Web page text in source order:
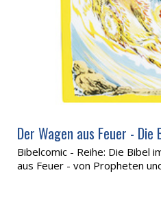
Der Wagen aus Feuer - Die
Bibelcomic - Reihe: Die Bibel
aus Feuer - von Propheten